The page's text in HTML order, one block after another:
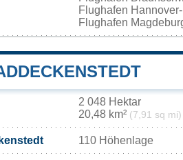
Flughafen
Flughafen
2 048 Hektar
20,48 km² (7,91 sq mi)
110 Höhenlage